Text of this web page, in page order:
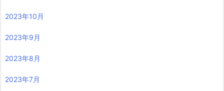
2023年10月
2023年9月
2023年8月
2023年7月